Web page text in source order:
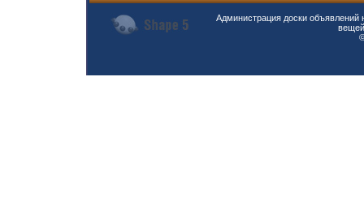
Администрация доски объявлений